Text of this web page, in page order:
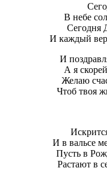
В небе
Сегодня
И каждый
И
А я
Желаю
Чтоб твоя
И в вальсе
Пусть в
Растают в